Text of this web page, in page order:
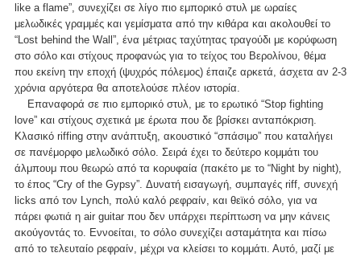
like a flame”, συνεχίζει σε λίγο πιο εμπορικό στυλ με ωραίες
μελωδικές γραμμές και γεμίσματα από την κιθάρα και ακολουθεί το
“Lost behind the Wall”, ένα μέτριας ταχύτητας τραγούδι με κορύφωση
στο σόλο και στίχους προφανώς για το τείχος του Βερολίνου, θέμα
που εκείνη την εποχή (ψυχρός πόλεμος) έπαιζε αρκετά, άσχετα αν 2-3
χρόνια αργότερα θα αποτελούσε πλέον ιστορία.
Επαναφορά σε πιο εμπορικό στυλ, με το ερωτικό “Stop fighting
love” και στίχους σχετικά με έρωτα που δε βρίσκει ανταπόκριση.
Κλασικό riffing στην ανάπτυξη, ακουστικό “σπάσιμο” που καταλήγει
σε πανέμορφο μελωδικό σόλο. Σειρά έχει το δεύτερο κομμάτι του
άλμπουμ που θεωρώ από τα κορυφαία (πακέτο με το “Night by night),
το έπος “Cry of the Gypsy”. Δυνατή εισαγωγή, συμπαγές riff, συνεχή
licks από τον Lynch, πολύ καλό ρεφραίν, και θεϊκό σόλο, για να
πάρει φωτιά η air guitar που δεν υπάρχει περίπτωση να μην κάνεις
ακούγοντάς το. Εννοείται, το σόλο συνεχίζει ασταμάτητα και πίσω
από το τελευταίο ρεφραίν, μέχρι να κλείσει το κομμάτι. Αυτό, μαζί με